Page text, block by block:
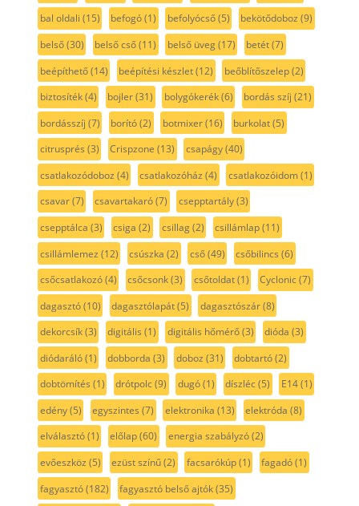
bal oldali (15) befogó(1) befolyócső(5) bekötődoboz (9)
belső(30) belső cső(11) belső üveg(17) betét(7)
beépíthető(14) beépítési készlet(12) beőblítőszelep(2)
biztosíték(4) bojler(31) bolygókerék(6) bordás szíj (21)
bordásszíj (7) borító(2) botmixer(16) burkolat(5)
citrusprés (3) Crispzone (13) csapágy(40)
csatlakozódoboz (4) csatlakozóház (4) csatlakozóidom(1)
csavar(7) csavartakaró(7) csepptartály(3)
csepptálca (3) csiga (2) csillag(2) csillámlap(11)
csillámlemez (12) csúszka (2) cső(49) csőbilincs (6)
csőcsatlakozó(4) csőcsonk(3) csőtoldat(1) Cyclonic(7)
dagasztó(10) dagasztólapát(5) dagasztószár(8)
dekorcsík(3) digitális (1) digitális hőmérő(3) dióda (3)
diódaráló(1) dobborda (3) doboz (31) dobtartó(2)
dobtömítés (1) drótpolc(9) dugó(1) díszléc(5) E14(1)
edény(5) egyszintes (7) elektronika (13) elektróda (8)
elválasztó(1) előlap(60) energia szabályzó(2)
evőeszköz (5) ezüst színű(2) facsarókúp(1) fagadó(1)
fagyasztó(182) fagyasztó belső ajtók(35)